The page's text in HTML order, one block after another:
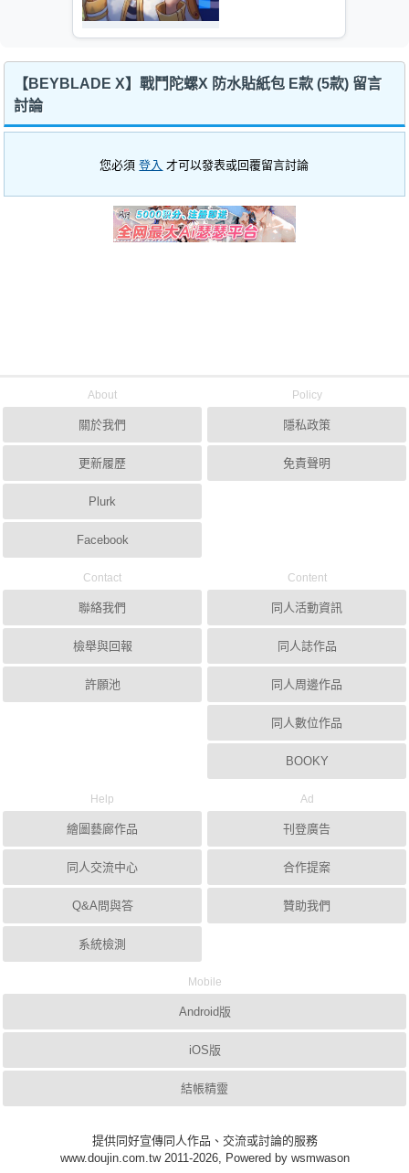
【BEYBLADE X】戰鬥陀螺X 防水貼紙包 E款 (5款) 留言
討論
您必須登入 才可以發表或回覆留言討論
About
關於我們
更新履歷
Plurk
Facebook
Policy
隱私政策
免責聲明
Contact
聯絡我們
檢舉與回報
許願池
Content
同人活動資訊
同人誌作品
同人周邊作品
同人數位作品
BOOKY
Help
繪圖藝廊作品
同人交流中心
Q&A問與答
系統檢測
Ad
刊登廣告
合作提案
贊助我們
Mobile
Android版
iOS版
結帳精靈
提供同好宣傳同人作品、交流或討論的服務
www.doujin.com.tw 2011-2026, Powered by wsmwason